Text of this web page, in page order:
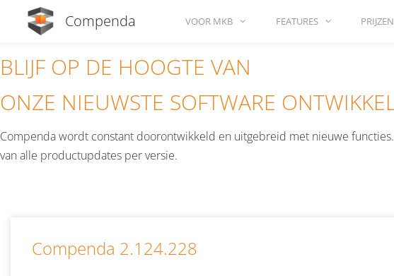
Compenda VOOR MKB FEATURES PRIJZEN
BLIJF OP DE HOOGTE VAN
ONZE NIEUWSTE SOFTWARE
Compenda wordt constant doorontwikkeld en uitgebreid met nieuwe
van alle productupdates per versie.
Compenda 2.124.228